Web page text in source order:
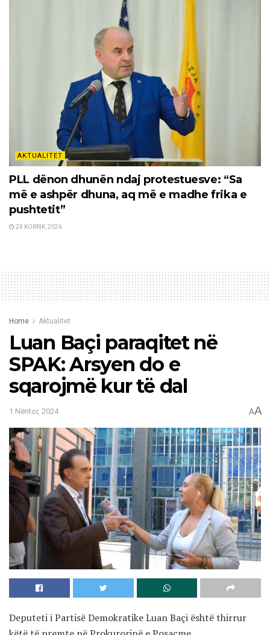
AKTUALITET
PLL dënon dhunën ndaj protestuesve: “Sa
më e ashpër dhuna, aq më e madhe frika e
pushtetit”
24 KORRIK, 2026
Home Aktualitet
Luan Baçi paraqitet në
SPAK: Arsyen do e
sqarojmë kur të dal
1 Nëntor, 2024 AA
Deputeti i Partisë Demokratike Luan Baçi është thirrur